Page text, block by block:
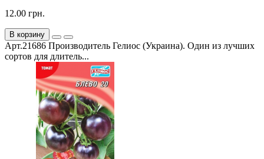
12.00 грн.
В корзину
Арт.21686 Производитель Гелиос (Украина). Один из лучших
сортов для длитель...